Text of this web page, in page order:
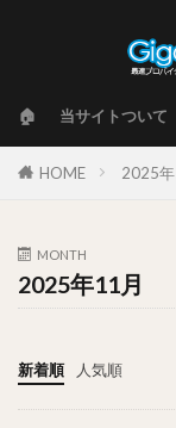
🏠 当サイトついて
HOME 2025年
MONTH
2025年11月
新着順 人気順